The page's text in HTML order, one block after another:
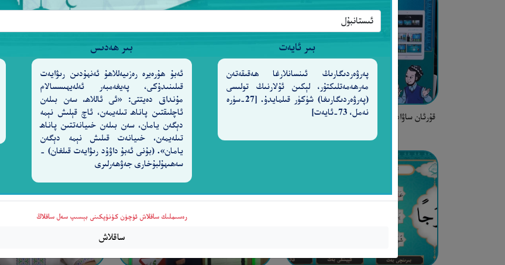
بىر ئايەت
پەرۋەردىگارىڭ ئىنسانلارغا ھەقىقەتەن
مەرھەمەتلىكتۇر، لېكىن ئۇلارنىڭ تولىسى
(پەرۋەردىگارىغا) شۈكۈر قىلمايدۇ. [27-سۈرە
نەمل، 73-ئايەت]
بىر ھەدىس
ئەبۇ ھۇرەيرە رەزىيەللاھۇ ئەنھۇدىن رىۋايەت
قىلىنىدۇكى، پەيغەمبەر ئەلەيھىسسالام
مۇنداق دەيتتى: «ئى ئاللاھ، سەن بىلەن
ئاچلىقتىن پاناھ تىلەيمەن، ئاچ قېلىش نېمە
دېگەن يامان، سەن بىلەن خىيانەتتىن پاناھ
تىلەيمەن، خىيانەت قىلىش نېمە دېگەن
يامان». (بۇنى ئەبۇ داۋۇد رىۋايەت قىلغان) -
سەھىھۇلبۇخارى جەۋھەرلىرى
رەسىملىك ساقلاش ئۈچۈن كۇنۇپكىنى بېسىپ سەل ساقلاڭ
ساقلاش
قۇرئان ساۋادىنى چىقىرىش ۋە تەجۋىد ئۆگىنىش
قۇرئان ساۋادىنى چىقىرىش ۋە تەجۋىد ئۆگىنىش
قۇرئان ساۋادىنى چىقىرىش ۋە
دەرسلىكى-11-1